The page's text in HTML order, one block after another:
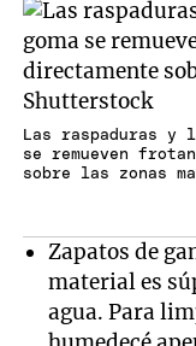
Las raspaduras y
se remueven
sobre las zonas
Zapatos de
material es
agua. Para